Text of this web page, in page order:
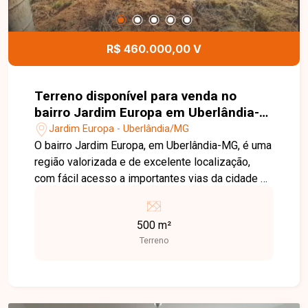
interfone e concertina, oferecendo segurança,
conforto e excelente padrão de acabamento. Esta
é uma excelente oportunidade para quem busca
uma casa completa, moderna e pronta para morar
Uberlândia. Agende uma visita e venha conhecer
todos os detalhes deste imóvel.
R$ 460.000,00 V
Terreno disponível para venda no
bairro Jardim Europa em Uberlândia-
MGJardim Europa - Uberlândia/MG
O bairro Jardim Europa, em Uberlândia-MG, é uma
região valorizada e de excelente localização,
com fácil acesso a importantes vias da cidade e
instituições de ensino. A área oferece
infraestrutura e praticidade para quem busca
tranquilidade para morar, além de boas
500 m²
Terreno